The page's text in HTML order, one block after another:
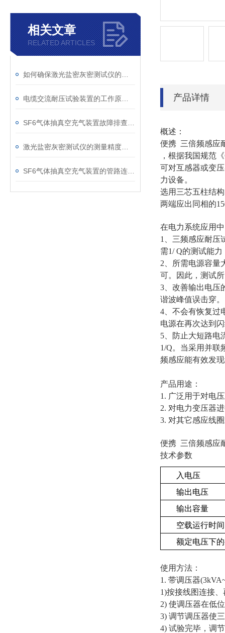
相关文章
RELATED ARTICLES
产品详情
概述：
便携 三倍频感应
，根据我国规范
可对互感器或变
力设备。
选用三芯五柱结
两端应出同相的
在电力系统应用
1、三频感应耐压
需1/ Q的测试能
2、所需电源容量
可。因此，测试
3、改善输出电压
谐波峰值误击穿。
4、不会有恢复过
电源在再次达到
5、防止大短路电
1/Q。当采用并联
频感应能有效发
产品用途：
1. 广泛用于对电
2. 对电力变压器
3. 对其它感应线
便携 三倍频感应
技术参数
入电压
输出电压
输出容量
空载运行时间
额定电压下
使用方法：
1. 带调压器
1)按接线图连接
2) 使调压器在低
3) 调节调压器使
4) 试验完毕，调